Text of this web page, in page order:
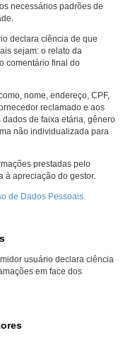
necessários padrões de
declara ciência de que
sejam: o relato da
comentário final do
nome, endereço, CPF,
reclamado e aos
de faixa etária, gênero
não individualizada para
prestadas pelo
à apreciação do gestor.
de Dados Pessoais.
usuário declara ciência
em face dos